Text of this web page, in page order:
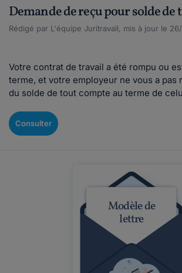
Demande de reçu pour solde de
Rédigé par L'équipe Juritravail, mis à jour le
Votre contrat de travail a été rompu ou
terme, et votre employeur ne vous a pas
du solde de tout compte au terme de
Consulter
Modèle de
lettre